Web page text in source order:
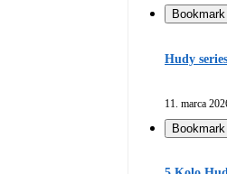
Bookmark
Hudy
11. marca
Bookmark